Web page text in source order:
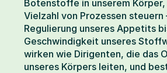
Botenstoffe in unserem
Vielzahl von Prozessen steuern
Regulierung unseres Appetits
Geschwindigkeit unseres
wirken wie Dirigenten, die das
unseres Körpers leiten, und